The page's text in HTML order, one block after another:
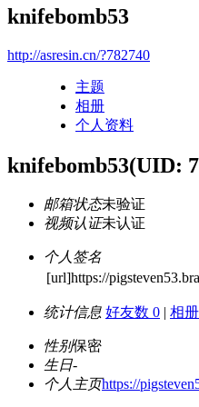
knifebomb53
http://asresin.cn/?782740
主题
相册
个人资料
knifebomb53(UID:
邮箱状态未验证
视频认证未认证
个人签名
[url]https://
统计信息 好友数 0 | 相
性别保密
生日-
个人主页https://